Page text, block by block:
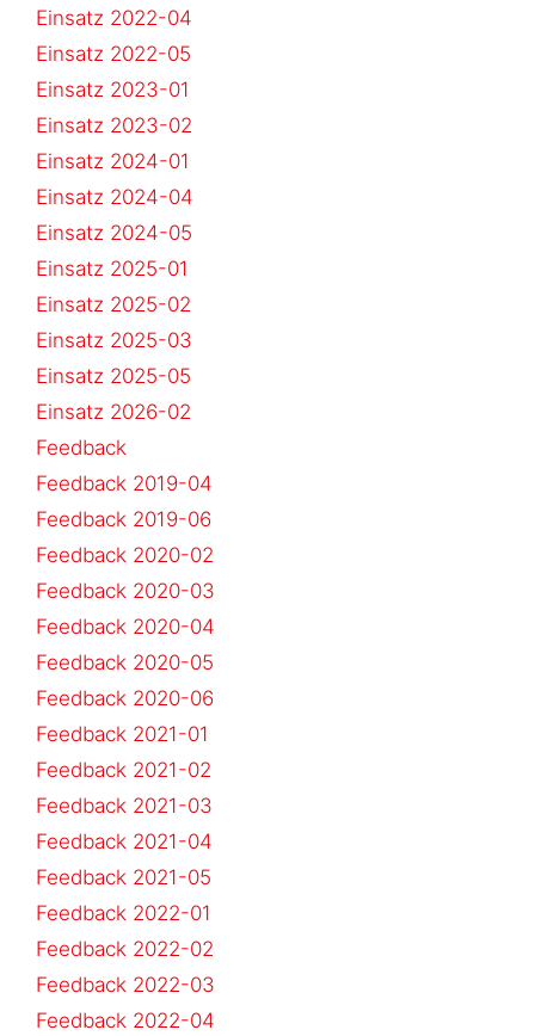
Einsatz 2022-04
Einsatz 2022-05
Einsatz 2023-01
Einsatz 2023-02
Einsatz 2024-01
Einsatz 2024-04
Einsatz 2024-05
Einsatz 2025-01
Einsatz 2025-02
Einsatz 2025-03
Einsatz 2025-05
Einsatz 2026-02
Feedback
Feedback 2019-04
Feedback 2019-06
Feedback 2020-02
Feedback 2020-03
Feedback 2020-04
Feedback 2020-05
Feedback 2020-06
Feedback 2021-01
Feedback 2021-02
Feedback 2021-03
Feedback 2021-04
Feedback 2021-05
Feedback 2022-01
Feedback 2022-02
Feedback 2022-03
Feedback 2022-04